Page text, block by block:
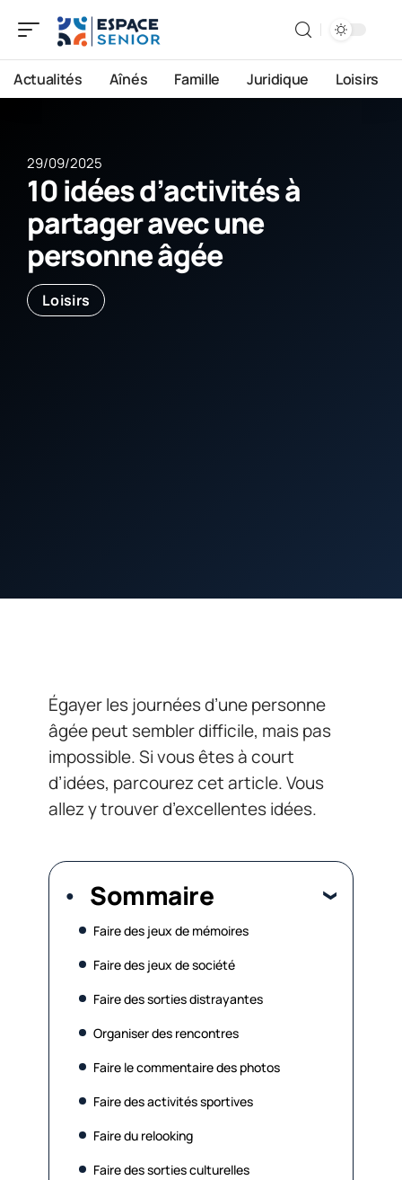
Actualités Aînés Famille Juridique Loisirs
29/09/2025
10 idées d’activités à
partager avec une
personne âgée
Loisirs
Égayer les journées d’une personne
âgée peut sembler difficile, mais pas
impossible. Si vous êtes à court
d’idées, parcourez cet article. Vous
allez y trouver d’excellentes idées.
Sommaire
Faire des jeux de mémoires
Faire des jeux de société
Faire des sorties distrayantes
Organiser des rencontres
Faire le commentaire des photos
Faire des activités sportives
Faire du relooking
Faire des sorties culturelles